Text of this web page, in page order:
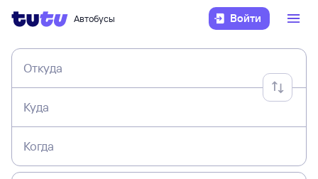
Автобусы Войти
Откуда
Куда
Когда